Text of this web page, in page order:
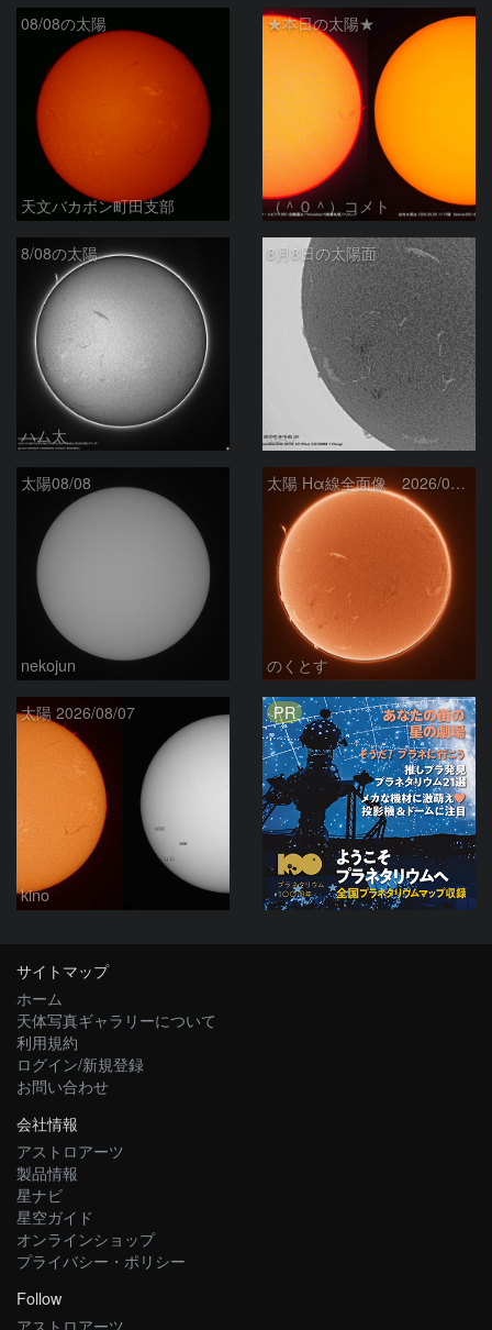
08/08の太陽
天文バカボン町田支部
★本日の太陽★
（＾０＾）コメト
8/08の太陽
ハム太
8月8日の太陽面
ta-o
太陽08/08
nekojun
太陽 Hα線全面像 2026/08/08
のくとす
太陽 2026/08/07
kino
PR
サイトマップ
ホーム
天体写真ギャラリーについて
利用規約
ログイン/新規登録
お問い合わせ
会社情報
アストロアーツ
製品情報
星ナビ
星空ガイド
オンラインショップ
プライバシー・ポリシー
Follow
アストロアーツ